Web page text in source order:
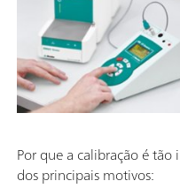
Por que a calibração é
dos principais motivos: